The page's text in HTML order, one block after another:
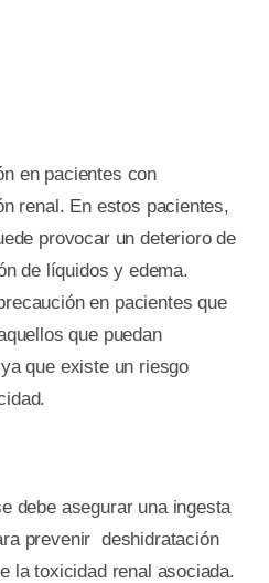
en pacientes con
renal. En estos pacientes,
provocar un deterioro de
de líquidos y edema.
en pacientes que
que puedan
que existe un riesgo
debe asegurar una ingesta
prevenir deshidratación
la toxicidad renal asociada.